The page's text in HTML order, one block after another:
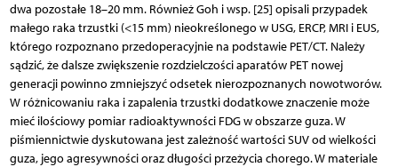
dwa pozostałe 18–20 mm. Również Goh i wsp. [25] opisali przypadek
małego raka trzustki (<15 mm) nieokreślonego w USG, ERCP, MRI i EUS,
którego rozpoznano przedoperacyjnie na podstawie PET/CT. Należy
sądzić, że dalsze zwiększenie rozdzielczości aparatów PET nowej
generacji powinno zmniejszyć odsetek nierozpoznanych nowotworów.
W różnicowaniu raka i zapalenia trzustki dodatkowe znaczenie może
mieć ilościowy pomiar radioaktywności FDG w obszarze guza. W
piśmiennictwie dyskutowana jest zależność wartości SUV od wielkości
guza, jego agresywności oraz długości przeżycia chorego. W materiale